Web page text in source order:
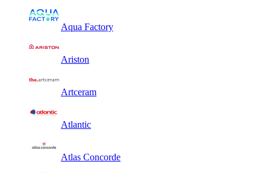
Aqua Factory
Ariston
Artceram
Atlantic
Atlas Concorde